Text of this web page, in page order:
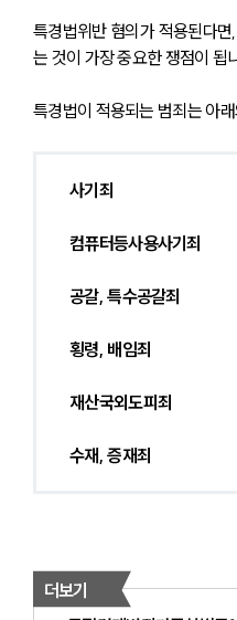
특경법위반 혐의가 적용된다
는 것이 가장 중요한 쟁점이 됩
특경법이 적용되는 범죄는 아
사기죄
컴퓨터등사용사기죄
공갈, 특수공갈죄
횡령, 배임죄
재산국외도피죄
수재, 증재죄
더보기